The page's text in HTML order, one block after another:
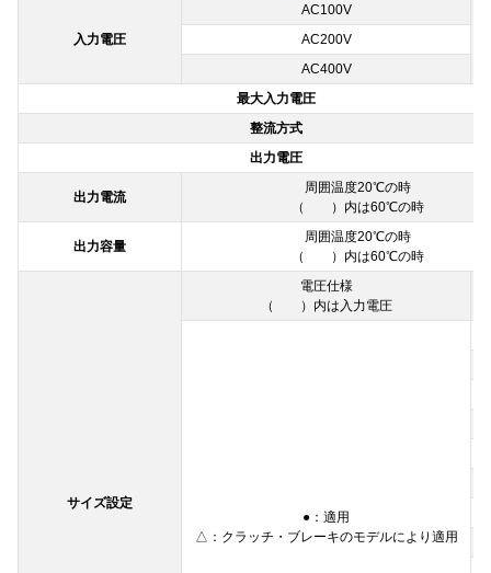
入力電圧
AC100V
AC200V
AC400V
最大入力電圧
整流方式
出力電圧
出力電流
周囲温度20℃の時
（ ）内は60℃の時
出力容量
周囲温度20℃の時
（ ）内は60℃の時
サイズ設定
電圧仕様
（ ）内は入力電圧
●：適用
△：クラッチ・ブレーキのモデルにより適用